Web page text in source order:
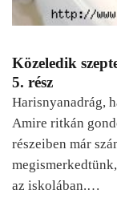
Közeledik
5. rész
Harisnyanadrág,
Amire ritkán
részeiben már
az iskolában.…